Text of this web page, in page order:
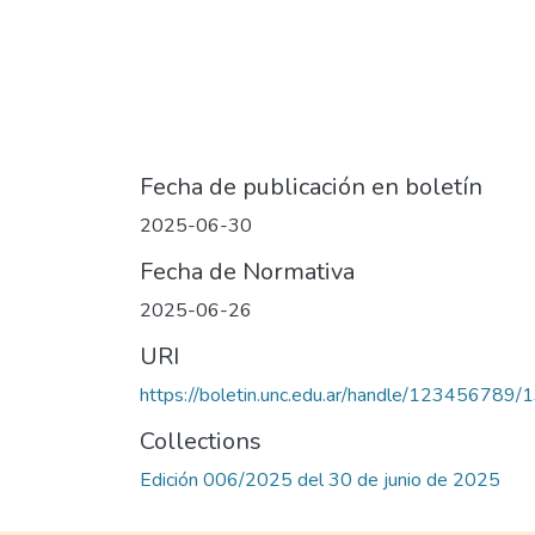
Fecha de publicación en boletín
2025-06-30
Fecha de Normativa
2025-06-26
URI
https://boletin.unc.edu.ar/handle/123456789/
Collections
Edición 006/2025 del 30 de junio de 2025